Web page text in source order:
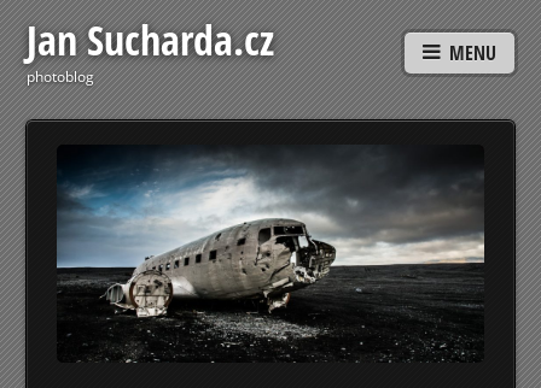
Jan Sucharda.cz
photoblog
MENU